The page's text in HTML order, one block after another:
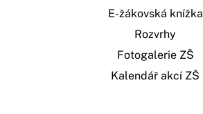
E-žákovská knížka
Rozvrhy
Fotogalerie ZŠ
Kalendář akcí ZŠ